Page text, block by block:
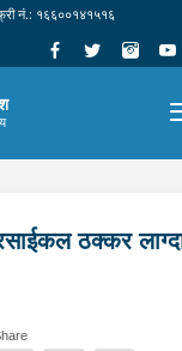
नं.: १६६००१४१५१६
ठक्कर